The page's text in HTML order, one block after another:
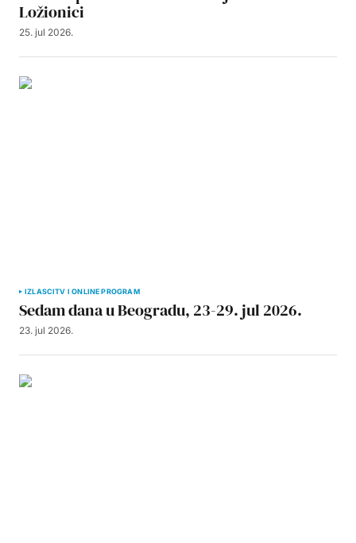
Ložionici
25. jul 2026.
IZLASCITV I ONLINE PROGRAM
Sedam dana u Beogradu, 23-29. jul 2026.
23. jul 2026.